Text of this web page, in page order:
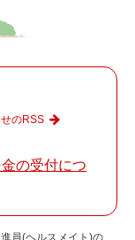
の受付につ
のRSS